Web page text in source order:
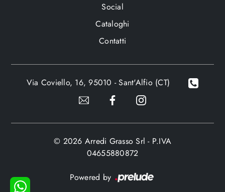
Social
Cataloghi
Contatti
Via Coviello, 16, 95010 - Sant'Alfio (CT)
© 2026 Arredi Grasso Srl - P.IVA
04655880872
Powered by